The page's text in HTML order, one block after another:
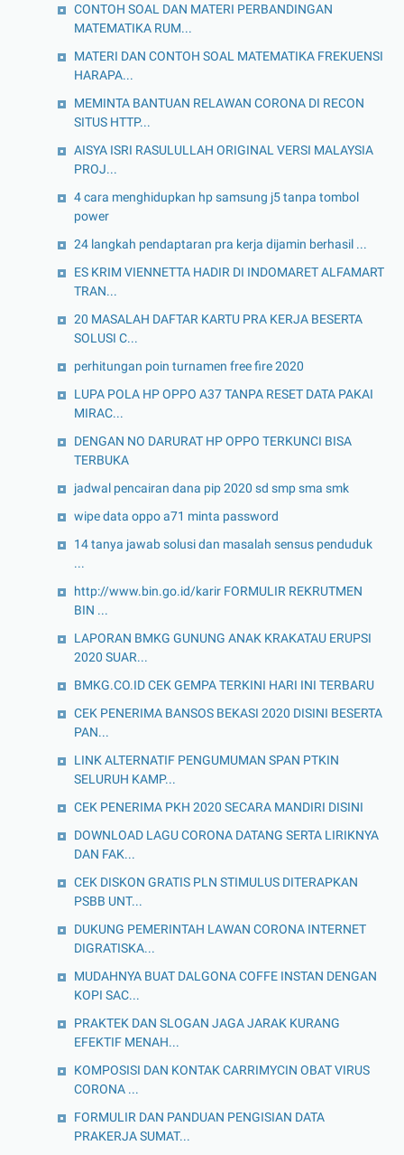
CONTOH SOAL DAN MATERI PERBANDINGAN
MATEMATIKA RUM...
MATERI DAN CONTOH SOAL MATEMATIKA FREKUENSI
HARAPA...
MEMINTA BANTUAN RELAWAN CORONA DI RECON
SITUS HTTP...
AISYA ISRI RASULULLAH ORIGINAL VERSI MALAYSIA
PROJ...
4 cara menghidupkan hp samsung j5 tanpa tombol
power
24 langkah pendaptaran pra kerja dijamin berhasil ...
ES KRIM VIENNETTA HADIR DI INDOMARET ALFAMART
TRAN...
20 MASALAH DAFTAR KARTU PRA KERJA BESERTA
SOLUSI C...
perhitungan poin turnamen free fire 2020
LUPA POLA HP OPPO A37 TANPA RESET DATA PAKAI
MIRAC...
DENGAN NO DARURAT HP OPPO TERKUNCI BISA
TERBUKA
jadwal pencairan dana pip 2020 sd smp sma smk
wipe data oppo a71 minta password
14 tanya jawab solusi dan masalah sensus penduduk
...
http://www.bin.go.id/karir FORMULIR REKRUTMEN
BIN ...
LAPORAN BMKG GUNUNG ANAK KRAKATAU ERUPSI
2020 SUAR...
BMKG.CO.ID CEK GEMPA TERKINI HARI INI TERBARU
CEK PENERIMA BANSOS BEKASI 2020 DISINI BESERTA
PAN...
LINK ALTERNATIF PENGUMUMAN SPAN PTKIN
SELURUH KAMP...
CEK PENERIMA PKH 2020 SECARA MANDIRI DISINI
DOWNLOAD LAGU CORONA DATANG SERTA LIRIKNYA
DAN FAK...
CEK DISKON GRATIS PLN STIMULUS DITERAPKAN
PSBB UNT...
DUKUNG PEMERINTAH LAWAN CORONA INTERNET
DIGRATISKA...
MUDAHNYA BUAT DALGONA COFFE INSTAN DENGAN
KOPI SAC...
PRAKTEK DAN SLOGAN JAGA JARAK KURANG
EFEKTIF MENAH...
KOMPOSISI DAN KONTAK CARRIMYCIN OBAT VIRUS
CORONA ...
FORMULIR DAN PANDUAN PENGISIAN DATA
PRAKERJA SUMAT...